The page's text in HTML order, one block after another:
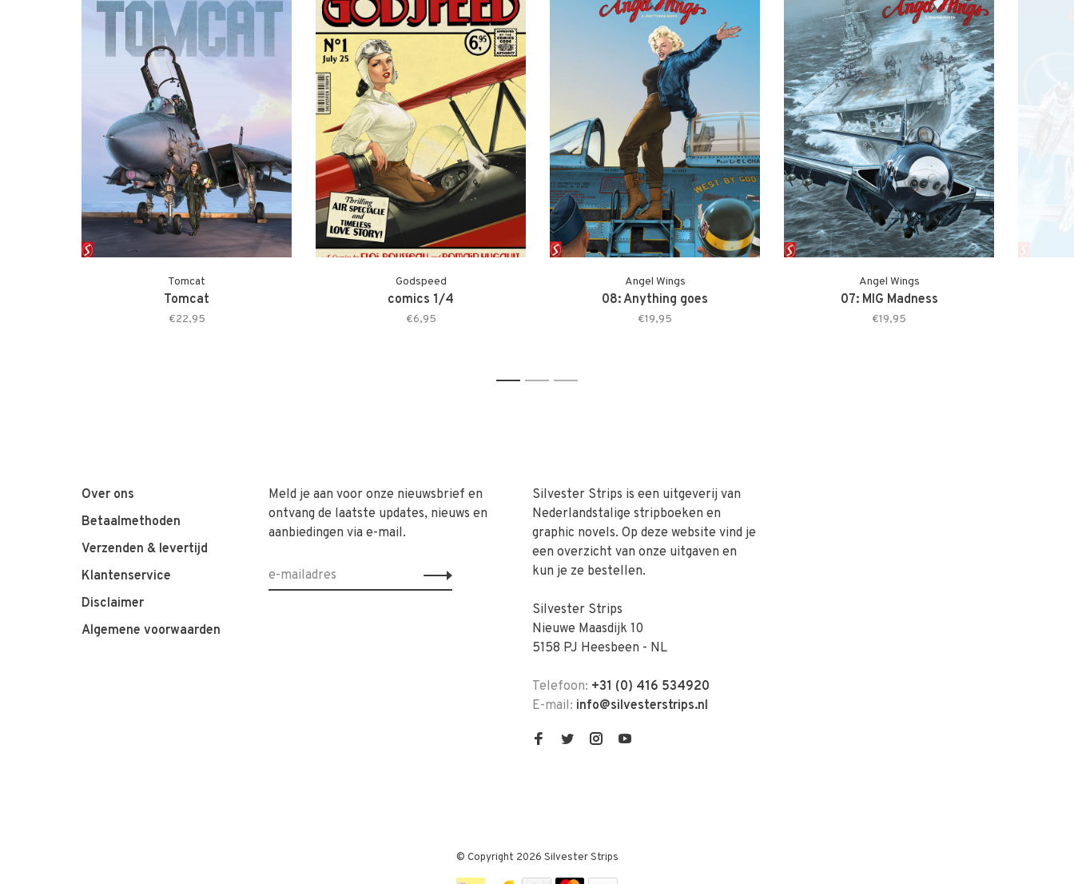
Tomcat
Tomcat
€22,95
Godspeed
comics 1/4
€6,95
Angel Wings
08: Anything goes
€19,95
Angel Wings
07: MIG Madness
€19,95
1 2 3
Over ons
Betaalmethoden
Verzenden & levertijd
Klantenservice
Disclaimer
Algemene voorwaarden
Meld je aan voor onze nieuwsbrief en
ontvang de laatste updates, nieuws en
aanbiedingen via e-mail.
Silvester Strips is een uitgeverij van
Nederlandstalige stripboeken en
graphic novels. Op deze website vind je
een overzicht van onze uitgaven en
kun je ze bestellen.
Silvester Strips
Nieuwe Maasdijk 10
5158 PJ Heesbeen - NL
Telefoon: +31 (0) 416 534920
E-mail: info@silvesterstrips.nl
© Copyright 2026 Silvester Strips